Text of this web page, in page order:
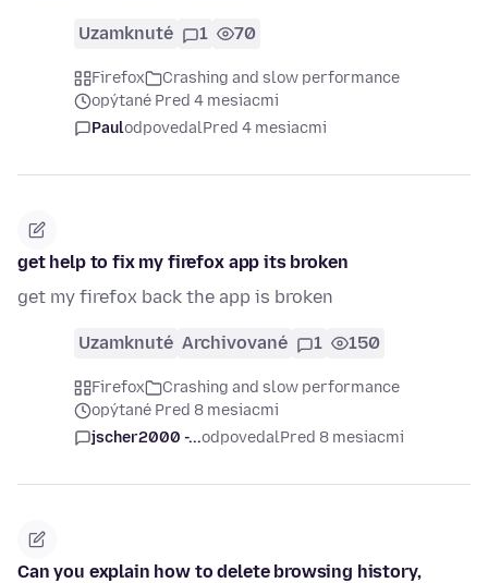
Uzamknuté 1 70
Firefox
Crashing and slow performance
opýtané Pred 4 mesiacmi
PaulodpovedalPred 4 mesiacmi
get help to fix my firefox app its broken
get my firefox back the app is broken
Uzamknuté Archivované 1 150
Firefox
Crashing and slow performance
opýtané Pred 8 mesiacmi
jscher2000 -...odpovedalPred 8 mesiacmi
Can you explain how to delete browsing history,